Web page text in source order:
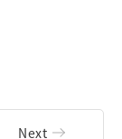
Next